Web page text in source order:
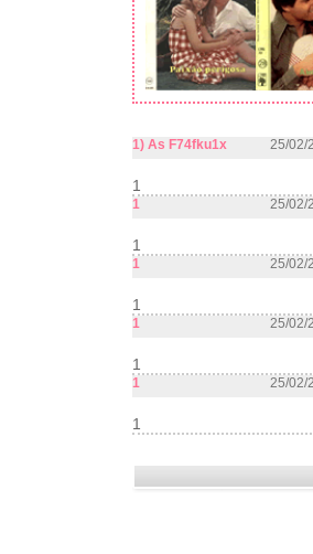
1) As F74fku1x 25/02/
1
1 25/02/
1
1 25/02/
1
1 25/02/
1
1 25/02/
1